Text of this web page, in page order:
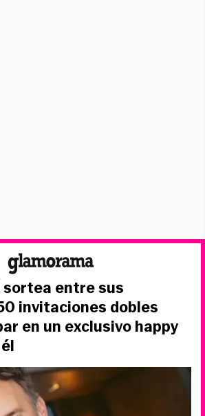
entre sus
invitaciones dobles
en un exclusivo happy